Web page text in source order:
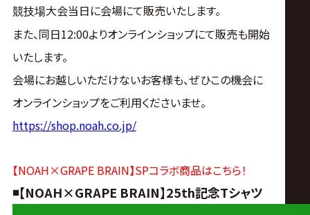
イ
ト
競技場大会当日に会場にて販売いたします。
また、同日12:00よりオンラインショップにて販売も開始
いたします。
会場にお越しいただけないお客様も、ぜひこの機会に
オンラインショップをご利用くださいませ。
https://shop.noah.co.jp/
【NOAH×GRAPE BRAIN】SPコラボ商品はこちら！
◾️【NOAH×GRAPE BRAIN】25th記念Tシャツ